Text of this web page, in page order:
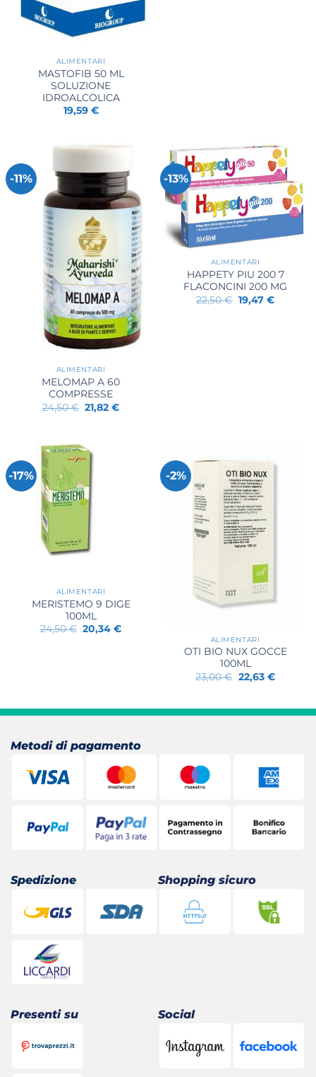
ALIMENTARI
MASTOFIB 50 ML
SOLUZIONE
IDROALCOLICA
19,59 €
-11%
ALIMENTARI
MELOMAP A 60
COMPRESSE
24,50€ Il
prezzo
21,82€Il
-13%
ALIMENTARI
HAPPETY PIU 200 7
FLACONCINI 200 MG
22,50€ Il
prezzo
19,47 €Il
-17%
ALIMENTARI
MERISTEMO 9 DIGE
100ML
24,50€ Il
prezzo
20,34€Il
-2%
ALIMENTARI
OTI BIO NUX GOCCE
100ML
23,00€ Il
prezzo
22,63 €Il
Metodi di pagamento
Spedizione Shopping sicuro
Presenti su Social